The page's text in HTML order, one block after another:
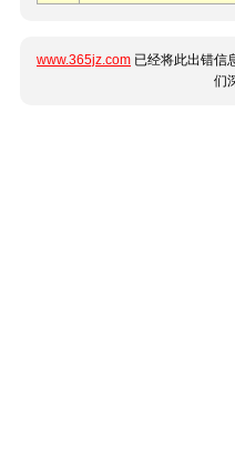
www.365jz.com 已经将此出错信
们